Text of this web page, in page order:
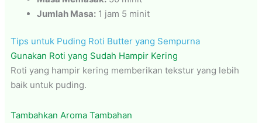
Jumlah Masa: 1 jam 5 minit
Tips untuk Puding Roti Butter yang Sempurna
Gunakan Roti yang Sudah Hampir Kering
Roti yang hampir kering memberikan tekstur yang lebih
baik untuk puding.
Tambahkan Aroma Tambahan